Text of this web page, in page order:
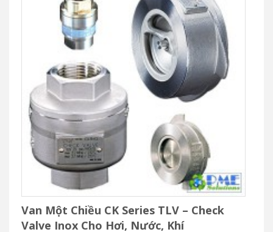
Van Một Chiều CK Series TLV – Check
Valve Inox Cho Hơi, Nước, Khí